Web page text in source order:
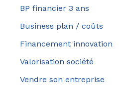
BP financier 3 ans
Business plan / coûts
Financement innovation
Valorisation société
Vendre son entreprise